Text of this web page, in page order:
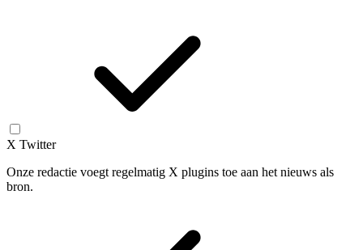
X Twitter
Onze redactie voegt regelmatig X plugins toe aan het nieuws als
bron.